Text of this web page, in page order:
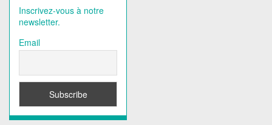
Inscrivez-vous à notre
newsletter.
Email